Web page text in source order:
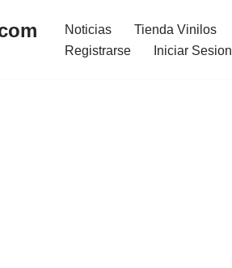
Noticias Tienda Vinilos
Registrarse
Iniciar Sesion